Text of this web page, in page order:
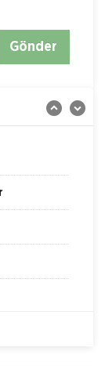
Gönder
Başkanı
sorunlu